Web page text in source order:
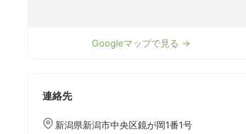
Googleマップで見る →
連絡先
新潟県新潟市中央区鏡が岡1番1号